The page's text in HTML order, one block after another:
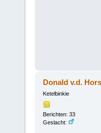
Donald v.d.
Ketelbinkie
Berichten: 33
Geslacht: